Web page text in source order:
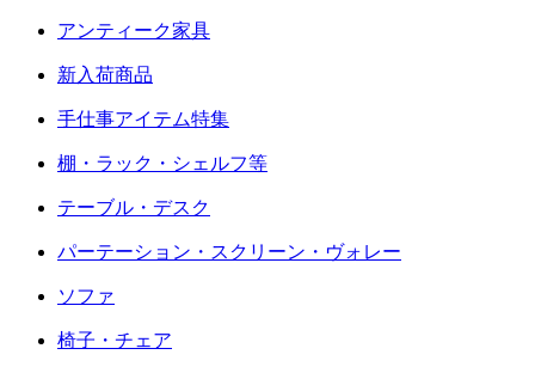
アンティーク家具
新入荷商品
手仕事アイテム特集
棚・ラック・シェルフ等
テーブル・デスク
パーテーション・スクリーン・ヴォレー
ソファ
椅子・チェア